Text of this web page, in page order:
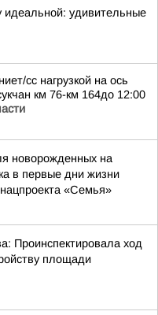
идеальной: удивительные
сс нагрузкой на ось
км 76-км 164до 12:00
новорожденных на
в первые дни жизни
«Семья»
Проинспектировала ход
площади